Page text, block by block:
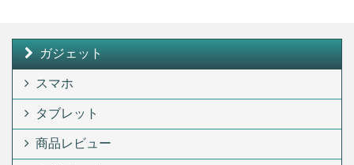
ガジェット
スマホ
タブレット
商品レビュー